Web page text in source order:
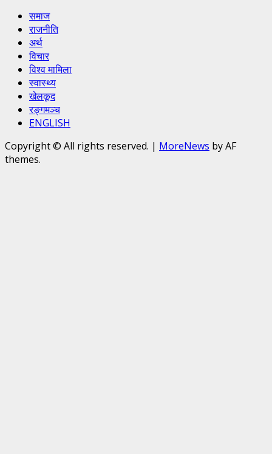
समाज
राजनीति
अर्थ
विचार
विश्व मामिला
स्वास्थ्य
खेलकूद
रङ्गमञ्च
ENGLISH
Copyright © All rights reserved. | MoreNews by AF
themes.